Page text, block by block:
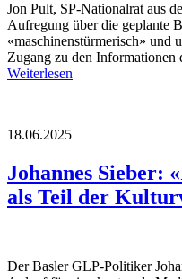
Jon Pult, SP-Nationalrat aus
Aufregung über die geplante
«maschinenstürmerisch»
Zugang zu den Informationen
Weiterlesen
18.06.2025
Johannes Sieber:
als Teil der
Der Basler GLP-Politiker